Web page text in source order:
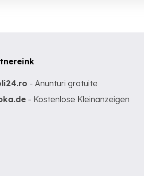
- Anunturi gratuite
- Kostenlose Kleinanzeigen